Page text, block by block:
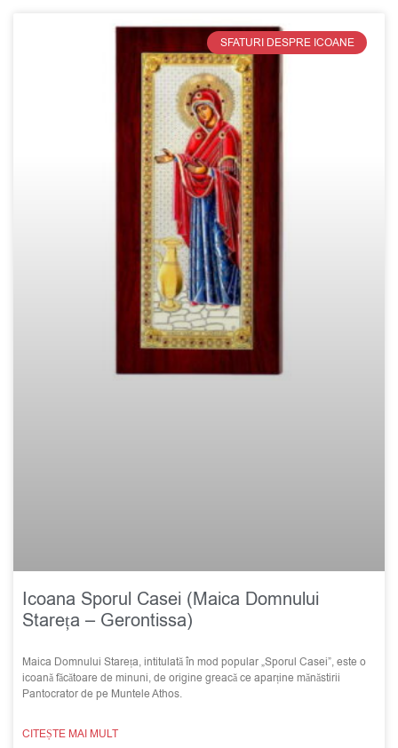
SFATURI DESPRE ICOANE
Icoana Sporul Casei (Maica Domnului
Stareța – Gerontissa)
Maica Domnului Stareța, intitulată în mod popular „Sporul Casei”, este o
icoană făcătoare de minuni, de origine greacă ce aparține mănăstirii
Pantocrator de pe Muntele Athos.
CITEȘTE MAI MULT